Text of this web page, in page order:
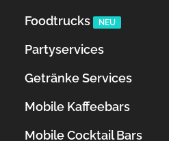
Foodtrucks
NEU
Partyservices
Getränke Services
Mobile Kaffeebars
Mobile Cocktail Bars